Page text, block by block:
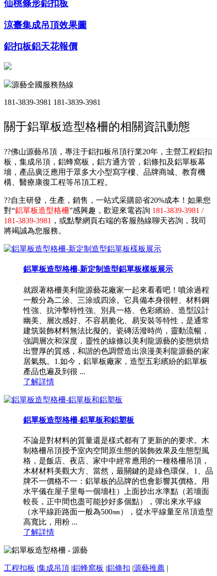
仙桃條形鋁扣板
涼臺集成吊頂效果圖
鋁扣板鋁天花報價
源藝全國服務熱線
181-3839-3981 181-3839-3981
關于鋁單板造型格柵的相關資訊動態
??佛山源藝吊頂，專注于鋁扣板吊頂行業20年，主營工程鋁扣
板，集成吊頂，鋁蜂窩板，鋁方通方管，鋁條扣及鋁單板幕
墻，產品廣泛應用于眾多大小型寫字樓、品牌商城、教育機
構、醫療康復工程等吊頂工程。
??自主研發，生產，銷售，一站式采購節省20%成本！如果您
對“鋁單板造型格柵”感興趣，歡迎來電咨詢 181-3839-3981 /
181-3839-3981 ，或點擊網頁右端的客服熱線聊天咨詢，我司
將竭誠為您服務。
鋁單板造型格柵-新定制造型鋁單板樣板展示
就跟著格柵美利龍源藝花廠家一起來看看吧！噴涂過程
一般分為二涂、三涂或四涂。它具備本身很輕、材料鋼
性強、抗沖擊特性強、別具一格、色彩繽紛、造型設計
幽美、層次感好、不容易脆化、易安裝等特性，是通常
建筑裝飾材料無法比擬的。瓷磚活潑時尚，靈動流暢，
強調層次和深度，靈性的線條以美利龍源藝的姿態烘焙
出豐厚的質感，和諧的色調營造出浪漫美利龍源藝的家
居氣氛。1.如今，鋁單板廠家，造型五彩繽紛的鋁單板
產品也遍及到很 ...
了解詳情
鋁單板造型格柵-鋁單板和鋁塑板
不論是對材料的質量還是樣式都有了更新的的要求。木
制格柵吊頂授予室內空間原生態的裝飾效果及生態型風
格，是飯店、夜店、家中中經常應用的一種格柵吊頂，
木材材料美觀大方、當然，最關鍵的是綠色環保。1、品
牌不一價格不一：鋁單板的品牌的也會影響其價格。用
水平儀在屋子里每一個墻柱）上面抄出水準點（若墻面
較長，正中間也盡可能抄好多個點），彈出來水平線
（水平線距路面一般為500㎜），從水平線量至吊頂造型
高寬比，用粉 ...
了解詳情
工程扣板 |集成吊頂 |鋁蜂窩板 |鋁條扣 |源藝推薦 |